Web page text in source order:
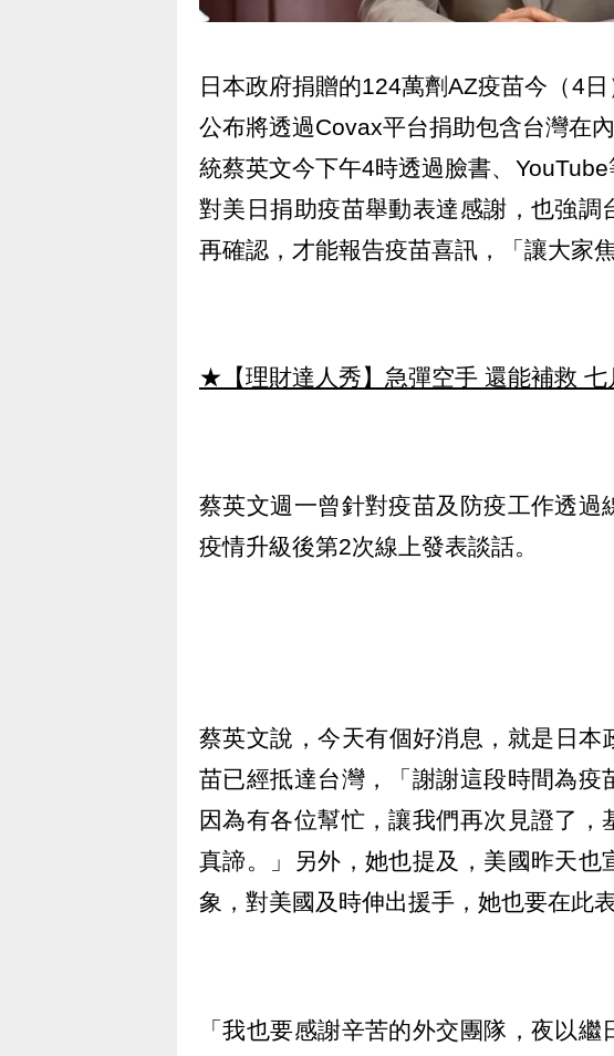
日本政府捐贈的124萬劑AZ疫苗今（4
公布將透過Covax平台捐助包含台灣在
統蔡英文今下午4時透過臉書、
對美日捐助疫苗舉動表達感謝，也強
再確認，才能報告疫苗喜訊，「讓大家
★【理財達人秀】急彈空手 還能補救 七
蔡英文週一曾針對疫苗及防疫工作透過
疫情升級後第2次線上發表談話。
蔡英文說，今天有個好消息，就是日
苗已經抵達台灣，「謝謝這段時間為疫
因為有各位幫忙，讓我們再次見證了
真諦。」另外，她也提及，美國昨天也
象，對美國及時伸出援手，她也要在此
「我也要感謝辛苦的外交團隊，夜以